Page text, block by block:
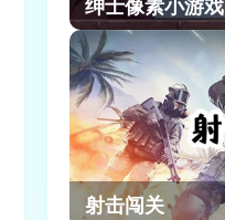
射击闯关